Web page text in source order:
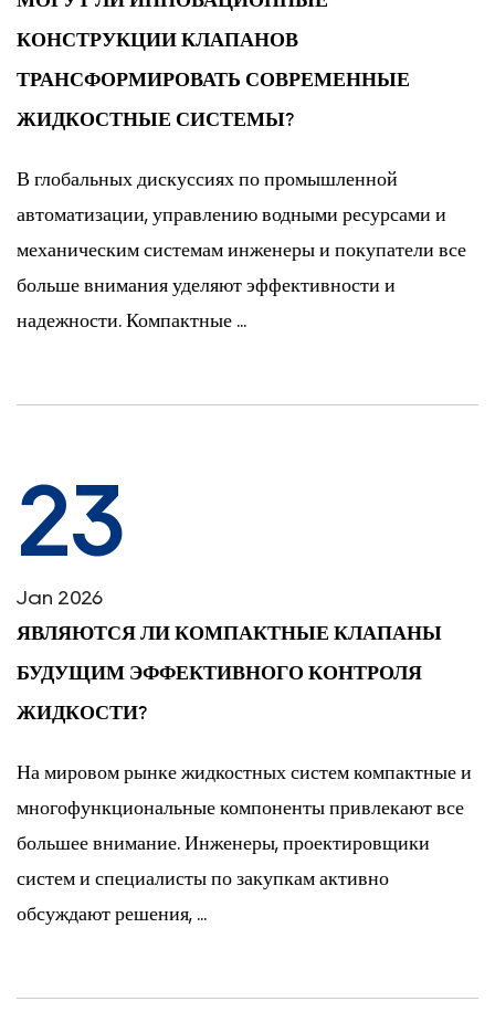
КОНСТРУКЦИИ КЛАПАНОВ
ТРАНСФОРМИРОВАТЬ СОВРЕМЕННЫЕ
ЖИДКОСТНЫЕ СИСТЕМЫ?
В глобальных дискуссиях по промышленной
автоматизации, управлению водными ресурсами и
механическим системам инженеры и покупатели все
больше внимания уделяют эффективности и
надежности. Компактные ...
23
Jan 2026
ЯВЛЯЮТСЯ ЛИ КОМПАКТНЫЕ КЛАПАНЫ
БУДУЩИМ ЭФФЕКТИВНОГО КОНТРОЛЯ
ЖИДКОСТИ?
На мировом рынке жидкостных систем компактные и
многофункциональные компоненты привлекают все
большее внимание. Инженеры, проектировщики
систем и специалисты по закупкам активно
обсуждают решения, ...